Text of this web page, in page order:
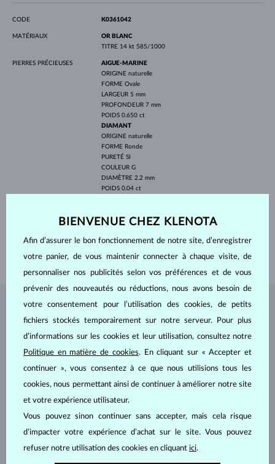
CODE K0361042
MATÉRIAUX
OR BLANC
TITRE 14 kt 585/1000
PIERRES PRÉCIEUSES
AIGUE-MARINE
ORIGINE naturelle
FORME Ovale
LARGEUR 5 mm
PROFONDEUR 7 mm
POIDS 0.650 ct
DIAMANT
ORIGINE naturelle
FORME Ronde
PURETÉ SI
COULEUR G
DIAMÈTRE 2.2 mm
POIDS 0.04 ct
9.80 mm
LONGEUR 420.00 mm
POIDS 1.85 g
BIJOUX DE L'ATELIER KLENOTA
BIENVENUE CHEZ KLENOTA
Afin d’assurer le bon fonctionnement de notre site, d’enregistrer
votre panier, de vous maintenir connecter à chaque visite, de
personnaliser nos publicités selon vos préférences et de vous
prévenir des nouveautés ou réductions, nous avons besoin de
votre consentement pour l’utilisation des cookies, de petits
fichiers stockés temporairement sur notre serveur. Pour plus
d’informations sur les cookies et leur utilisation, consultez notre
Politique en matière de cookies. En cliquant sur « Accepter et
continuer », vous consentez à ce que nous utilisions tous les
cookies, nous permettant ainsi de continuer à améliorer notre site
et votre expérience utilisateur.
Vous pouvez sinon continuer sans accepter, mais cela risque
d’impacter votre expérience d’achat sur le site. Vous pouvez
refuser notre utilisation des cookies en cliquant ici.